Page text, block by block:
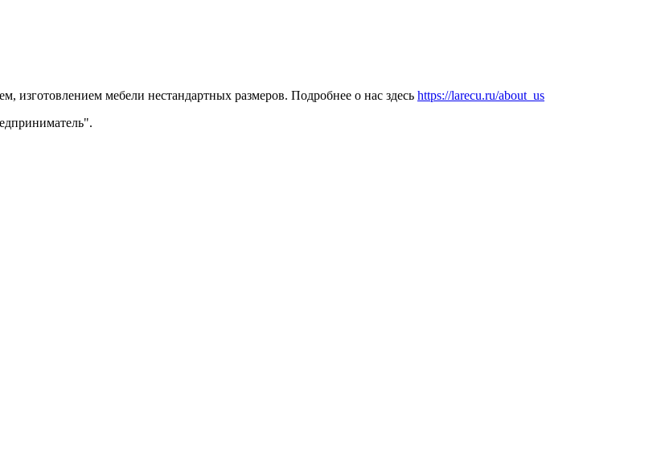
мебели нестандартных размеров. Подробнее о нас здесь https://larecu.ru/about_us